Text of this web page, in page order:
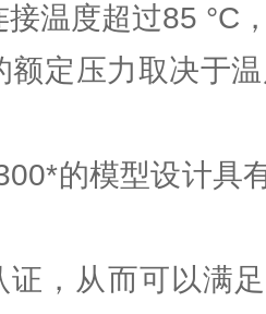
温度超过85 °C
额定压力取决于
的模型设计具
证，从而可以满